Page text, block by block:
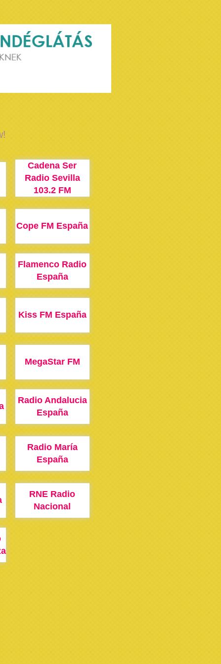
Cadena Ser
Radio Sevilla
103.2 FM
Cope FM España
Flamenco Radio
España
Kiss FM España
MegaStar FM
Radio Andalucia
España
Radio María
España
RNE Radio
Nacional